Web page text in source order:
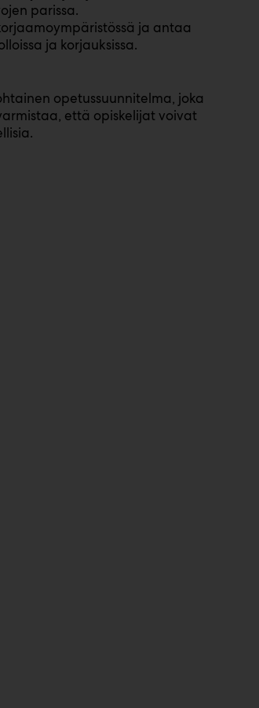
parissa.
ja antaa
ja korjauksissa.
opetussuunnitelma, joka
että opiskelijat voivat